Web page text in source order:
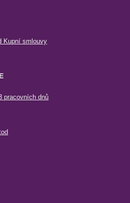
Kupní smlouvy
pracovních dnů